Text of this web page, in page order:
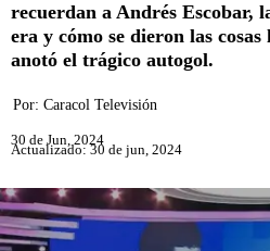
recuerdan a Andrés Escobar,
era y cómo se dieron las
anotó el trágico autogol.
Por: Caracol Televisión
30 de Jun, 2024
Actualizado: 30 de jun, 2024